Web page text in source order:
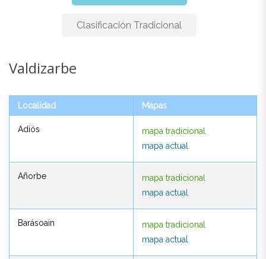
Clasificación Tradicional
Valdizarbe
Localidad Mapas
Adiós
mapa tradicional
mapa actual
Añorbe
mapa tradicional
mapa actual
Barásoain
mapa tradicional
mapa actual
Valdizarbe
Localidad Mapas
mapa actual
mapa actual
mapa actual